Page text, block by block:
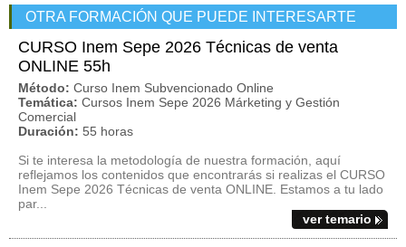
OTRA FORMACIÓN QUE PUEDE INTERESARTE
CURSO Inem Sepe 2026 Técnicas de venta
ONLINE 55h
Método: Curso Inem Subvencionado Online
Temática: Cursos Inem Sepe 2026 Márketing y Gestión
Comercial
Duración: 55 horas
Si te interesa la metodología de nuestra formación, aquí
reflejamos los contenidos que encontrarás si realizas el CURSO
Inem Sepe 2026 Técnicas de venta ONLINE. Estamos a tu lado
par...
ver temario